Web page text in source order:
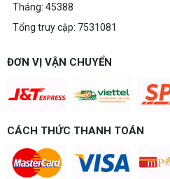
Tháng: 45388
Tổng truy cập: 7531081
ĐƠN VỊ VẬN CHUYỂN
CÁCH THỨC THANH TOÁN